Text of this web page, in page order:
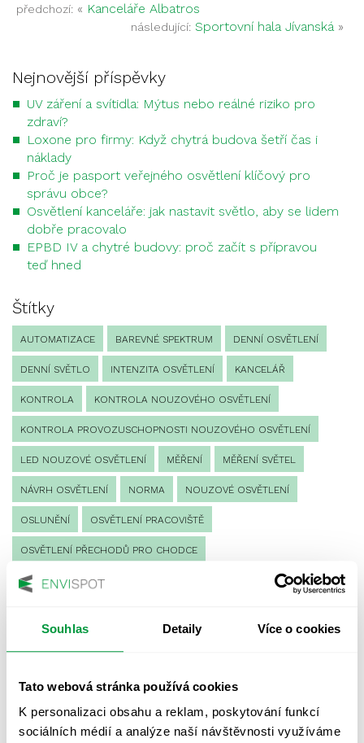
Souhlas Detaily Více o cookies
Tato webová stránka používá cookies
K personalizaci obsahu a reklam, poskytování funkcí
sociálních médií a analýze naší návštěvnosti využíváme
předchozí: « Kanceláře Albatros
následující: Sportovní hala Jívanská»
Nejnovější příspěvky
UV záření a svítidla: Mýtus nebo reálné riziko pro
zdraví?
Loxone pro firmy: Když chytrá budova šetří čas i
náklady
Proč je pasport veřejného osvětlení klíčový pro
správu obce?
Osvětlení kanceláře: jak nastavit světlo, aby se lidem
dobře pracovalo
EPBD IV a chytré budovy: proč začít s přípravou
teď hned
Štítky
AUTOMATIZACE BAREVNÉ SPEKTRUM DENNÍ OSVĚTLENÍ
DENNÍ SVĚTLO INTENZITA OSVĚTLENÍ KANCELÁŘ
KONTROLA KONTROLA NOUZOVÉHO OSVĚTLENÍ
KONTROLA PROVOZUSCHOPNOSTI NOUZOVÉHO OSVĚTLENÍ
LED NOUZOVÉ OSVĚTLENÍ MĚŘENÍ MĚŘENÍ SVĚTEL
NÁVRH OSVĚTLENÍ NORMA NOUZOVÉ OSVĚTLENÍ
OSLUNĚNÍ OSVĚTLENÍ PRACOVIŠTĚ
OSVĚTLENÍ PŘECHODŮ PRO CHODCE
OSVĚTLENÍ SPORTOVIŠŤ
VÝPOČET OSVĚTLENÍ VÝPOČET ZASTÍNĚNÍ